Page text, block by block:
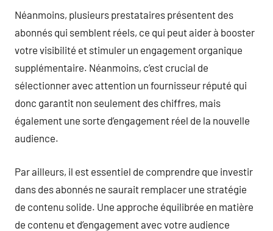
Néanmoins, plusieurs prestataires présentent des
abonnés qui semblent réels, ce qui peut aider à booster
votre visibilité et stimuler un engagement organique
supplémentaire. Néanmoins, c’est crucial de
sélectionner avec attention un fournisseur réputé qui
donc garantit non seulement des chiffres, mais
également une sorte d’engagement réel de la nouvelle
audience.
Par ailleurs, il est essentiel de comprendre que investir
dans des abonnés ne saurait remplacer une stratégie
de contenu solide. Une approche équilibrée en matière
de contenu et d’engagement avec votre audience